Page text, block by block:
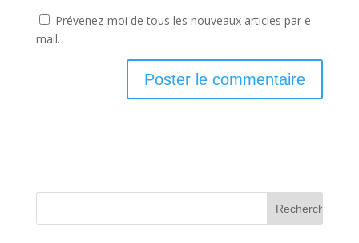
Prévenez-moi de tous les nouveaux articles par e-
mail.